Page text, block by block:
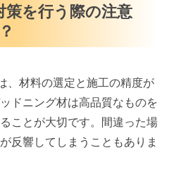
を行う際の注意
、材料の選定と施工の精度が
ドニング材は高品質なものを
ことが大切です。間違った場
反響してしまうこともありま